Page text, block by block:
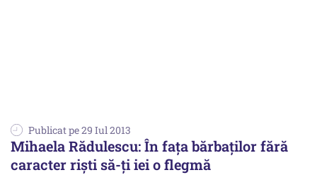
Publicat pe 29 Iul 2013
Mihaela Rădulescu: În fața bărbaților fără
caracter riști să-ți iei o flegmă